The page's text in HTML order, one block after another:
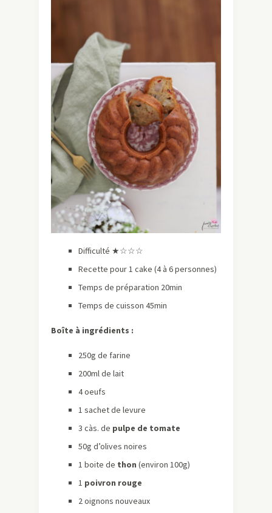
Difficulté ★☆☆☆
Recette pour 1 cake (4 à 6 personnes)
Temps de préparation 20min
Temps de cuisson 45min
Boîte à ingrédients :
250g de farine
200ml de lait
4 oeufs
1 sachet de levure
3 càs. de pulpe de tomate
50g d’olives noires
1 boite de thon (environ 100g)
1 poivron rouge
2 oignons nouveaux